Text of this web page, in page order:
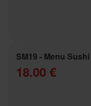
SM19 - Menu
18.00 €